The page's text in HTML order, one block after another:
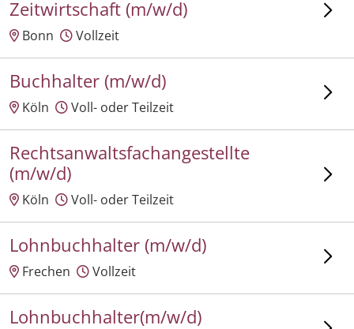
Zeitwirtschaft (m/w/d)
Bonn Vollzeit
Buchhalter (m/w/d)
Köln Voll- oder Teilzeit
Rechtsanwaltsfachangestellte
(m/w/d)
Köln Voll- oder Teilzeit
Lohnbuchhalter (m/w/d)
Frechen Vollzeit
Lohnbuchhalter(m/w/d)